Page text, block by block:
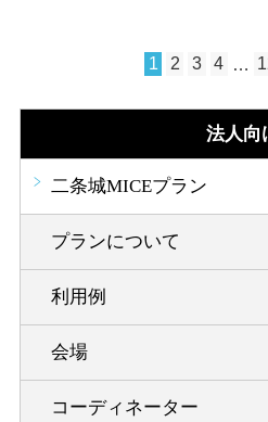
1 2 3 4
法人向
二条城MICEプラン
プランについて
利用例
会場
コーディネーター